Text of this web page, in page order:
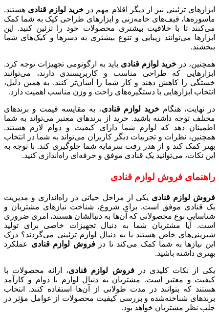
ابزارهای تزئینی نیز از دیگر اقلام مهم در خرید لوازم قنادی هستند.
ماسوره‌ها، قیف‌های خامه‌زنی و ابزارهای طراحی کیک به شما کمک
می‌کنند تا با خلاقیت بیشتری محصولات خود را تزئین کنید. این
ابزارها می‌توانند زیبایی و تنوع بیشتری به دسرها و کیک‌های شما
ببخشند.
همچنین، در خرید لوازم قنادی باید به ارگونومی تجهیزات توجه کرد.
ابزارهایی که طراحی مناسب و کاربرپسندی دارند، می‌توانند
خستگی را کاهش دهند و کار شما را آسان‌تر کنند. به همین دلیل،
انتخاب ابزارهایی با دستگیره‌های راحت و وزن مناسب اهمیت دارد.
در نهایت، هنگامخرید لوازم قنادی، به مقایسه قیمت و برندهای
مختلف توجه داشته باشید. خرید از برندهای معتبر می‌تواند به شما
اطمینان دهد که لوازم شما دارای کیفیت و دوام لازم هستند.
همچنین، نظرات و تجربیات دیگر کاربران می‌تواند به شما در انتخاب
بهتر کمک کند و از هدر رفت سرمایه شما جلوگیری کند. با توجه به
این نکات، می‌توانید یک قنادی موفق و حرفه‌ای راه‌اندازی کنید.
راهنمای فروش لوازم قنادی
فروش لوازم قنادی یکی از مراحل حیاتی در راه‌اندازی و مدیریت
یک قنادی موفق است. برای شروع، شناخت نیازهای مشتریان و
شناسایی نوع محصولاتی که آن‌ها به دنبالشان هستند، امری ضروری
است. آیا مشتریان شما به دنبال تجهیزات خاصی برای تولید
شیرینی‌های خاص هستند یا به دنبال لوازم تزئینی می‌گردند؟ درک
این نیازها به شما کمک می‌کند تا درفروش لوازم قنادی عملکرد
بهتری داشته باشید.
یکی از نکات کلیدی درفروش لوازم قنادی، ارائه محصولات با
کیفیت و معتبر است. مشتریان به دنبال لوازم با دوام و کارآمد
هستند که بتوانند در مدت طولانی از آن‌ها استفاده کنند. انتخاب
برندهای شناخته‌شده و بررسی کیفیت محصولات از عوامل مؤثر در
جلب نظر مشتریان خواهد بود.